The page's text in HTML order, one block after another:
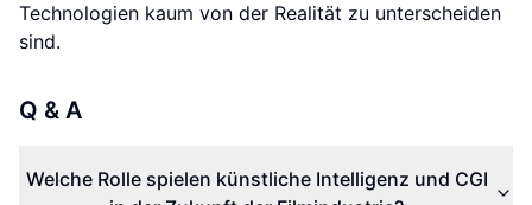
Technologien kaum von der Realität zu unterscheiden
sind.
Q & A
Welche Rolle spielen künstliche Intelligenz und CGI